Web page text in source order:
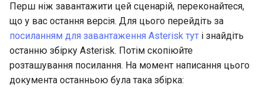
Перш ніж завантажити цей сценарій, переконайтеся,
що у вас остання версія. Для цього перейдіть за
посиланням для завантаження Asterisk тут і знайдіть
останню збірку Asterisk. Потім скопіюйте
розташування посилання. На момент написання цього
документа останньою була така збірка: